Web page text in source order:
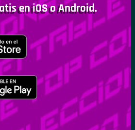
en iOS o Android.